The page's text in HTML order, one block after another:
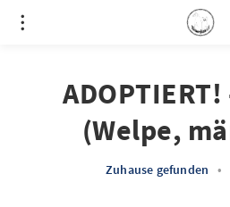
(Welpe,
Zuhause gefunden •